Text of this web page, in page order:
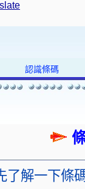
認識條碼
了解一下條